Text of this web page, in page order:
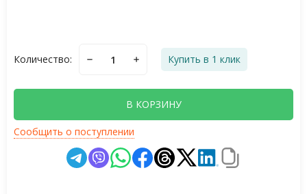
Количество: Купить в 1 клик
В КОРЗИНУ
Сообщить о поступлении